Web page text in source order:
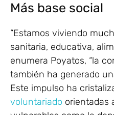
Más base social
“Estamos viviendo
sanitaria, educativa,
enumera Poyatos, “la
también ha generado
Este impulso ha
voluntariado orientadas